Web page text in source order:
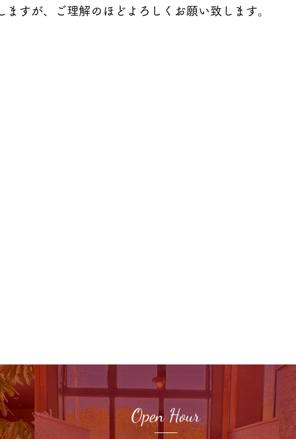
ますが、ご理解のほどよろしくお願い致します。
Open Hour